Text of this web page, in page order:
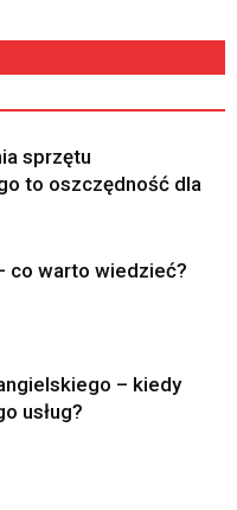
sprzętu
to oszczędność dla
co warto wiedzieć?
– kiedy
usług?